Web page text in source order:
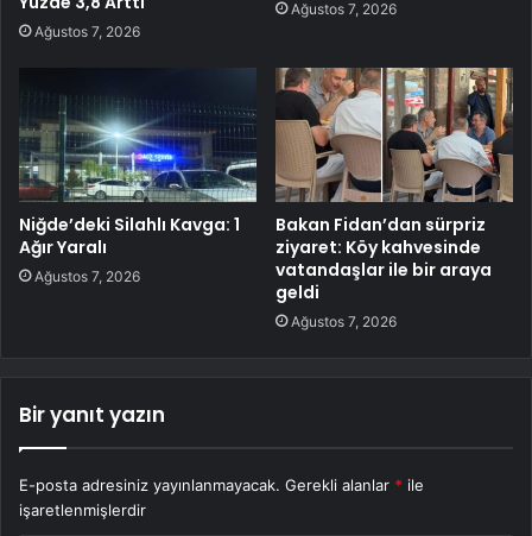
Ağustos 7, 2026
Ağustos 7, 2026
Niğde’deki Silahlı Kavga: 1
Ağır Yaralı
Ağustos 7, 2026
Bakan Fidan’dan sürpriz
ziyaret: Köy kahvesinde
vatandaşlar ile bir araya
geldi
Ağustos 7, 2026
Bir yanıt yazın
E-posta adresiniz yayınlanmayacak. Gerekli alanlar * ile
işaretlenmişlerdir